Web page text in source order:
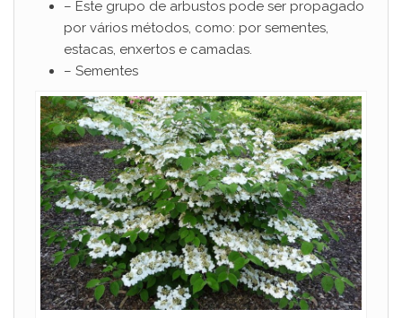
– Este grupo de arbustos pode ser propagado
por vários métodos, como: por sementes,
estacas, enxertos e camadas.
– Sementes